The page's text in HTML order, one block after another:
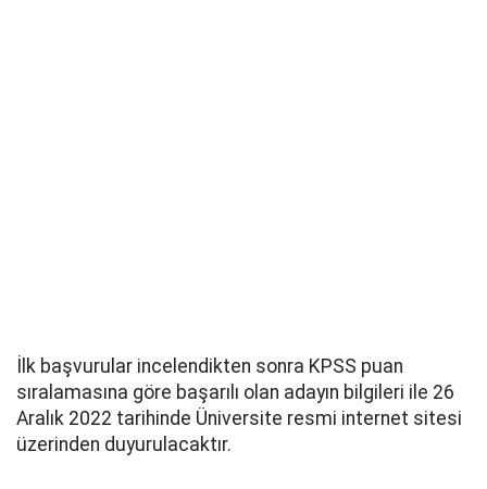
İlk başvurular incelendikten sonra KPSS puan
sıralamasına göre başarılı olan adayın bilgileri ile 26
Aralık 2022 tarihinde Üniversite resmi internet sitesi
üzerinden duyurulacaktır.